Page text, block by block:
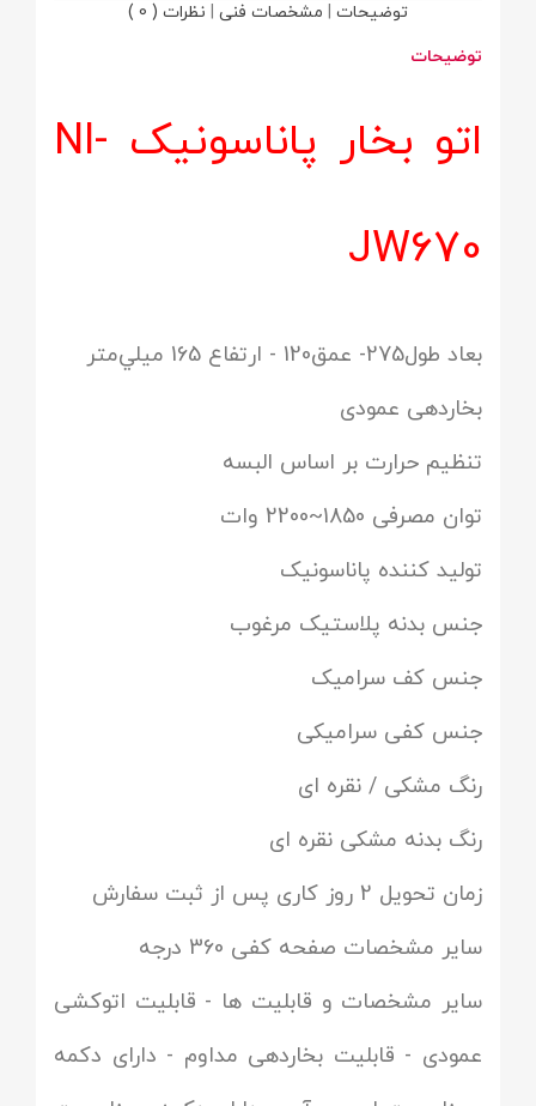
توضیحات | مشخصات فنی | نظرات ( 0 )
توضیحات
اتو بخار پاناسونیک NI-
JW670
بعاد طول275- عمق120 - ارتفاع 165 ميلي‌متر
بخاردهی عمودی
تنظیم حرارت بر اساس البسه
توان مصرفی 1850~2200 وات
تولید کننده پاناسونیک
جنس بدنه پلاستیک مرغوب
جنس کف سرامیک
جنس کفی سرامیکی
رنگ مشکی / نقره ای
رنگ بدنه مشکی نقره ای
زمان تحویل 2 روز کاری پس از ثبت سفارش
سایر مشخصات صفحه کفی 360 درجه
سایر مشخصات و قابلیت ها - قابلیت اتوکشی
عمودی - قابلیت بخاردهی مداوم - دارای دکمه